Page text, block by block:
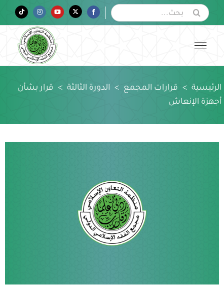
البحث
عن:
Facebook
Twitter
YouTube
Instagram
Tiktok
الرئيسية > قرارات المجمع > الدورة الثالثة > قرار بشأن
أجهزة الإنعاش